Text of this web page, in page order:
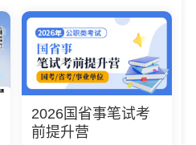
2026国省事笔试考
前提升营